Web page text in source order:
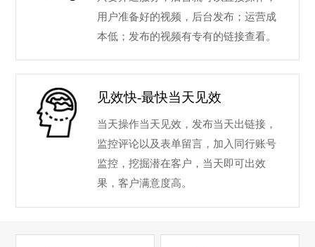
用户准备好的视频，后台发布；运营成
本低；发布的视频有专有的链接查看。
见效快-最快当天见效
当天操作当天见效，发布当天出链接，
监控评论以及表单留言，加入同行账号
监控，挖掘潜在客户，当天即可出效
果，客户满意度高。